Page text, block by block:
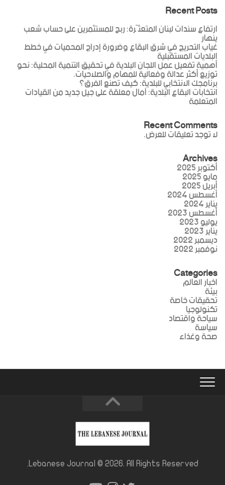
Recent Posts
ارتفاع سندات لبنان المتعثّرة: ربح للمستثمرين على حساب شعب
ينهار
غياب التحريج في شرق البقاع وضرورة إدراج المحميات في خطط
البلديات المستقبلية
أهمية تفعيل عمل اللجان البلدية في تحقيق التنمية المحلية: نحو
توزيع أكثر عدالة وفعالية للمهام والصلاحيات.
برنامجك الانتخابي للبلدية: كيف تصنع الفرق؟
انتخابات البقاع البلدية: آمال معلقة على جيل جديد من القيادات
المتعلمة
Recent Comments
لا توجد تعليقات للعرض.
Archives
أكتوبر 2025
مايو 2025
أبريل 2025
أغسطس 2024
يناير 2024
أغسطس 2023
يوليو 2023
يناير 2023
ديسمبر 2022
نوفمبر 2022
Categories
اخبار العالم
بيئة
تحقيقات خاصة
تكنولوجيا
سياحة واقتصاد
سياسة
صحة وغذاء
Lebanese Journal © 2026. All Rights Reserved.